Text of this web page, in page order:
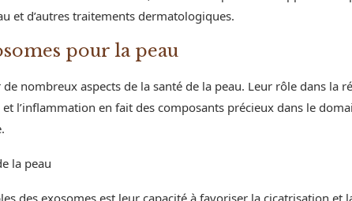
et d’autres traitements dermatologiques.
pour la peau
nombreux aspects de la santé de la peau. Leur rôle dans la
l’inflammation en fait des composants précieux dans le
la peau
des exosomes est leur capacité à favoriser la cicatrisation et